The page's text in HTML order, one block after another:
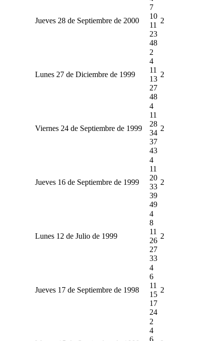
Jueves 28 de Septiembre de 2000
7
10
11
23
48
2
Lunes 27 de Diciembre de 1999
2
4
11
13
27
48
2
Viernes 24 de Septiembre de 1999
4
11
28
34
37
43
2
Jueves 16 de Septiembre de 1999
4
11
20
33
39
49
2
Lunes 12 de Julio de 1999
4
8
11
26
27
33
2
Jueves 17 de Septiembre de 1998
4
6
11
15
17
24
2
2
4
6